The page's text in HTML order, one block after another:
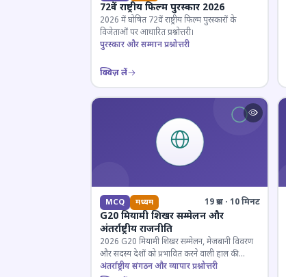
72वें राष्ट्रीय फिल्म पुरस्कार 2026
2026 में घोषित 72वें राष्ट्रीय फिल्म पुरस्कारों के
विजेताओं पर आधारित प्रश्नोत्तरी।
पुरस्कार और सम्मान प्रश्नोत्तरी
क्विज़ लें
MCQ मध्यम 19 प्रश्न · 10 मिनट
G20 मियामी शिखर सम्मेलन और
अंतर्राष्ट्रीय राजनीति
2026 G20 मियामी शिखर सम्मेलन, मेजबानी विवरण
और सदस्य देशों को प्रभावित करने वाली हाल की
राजनयिक घटनाओं पर ज्ञान परीक्षण करें।
अंतर्राष्ट्रीय संगठन और व्यापार प्रश्नोत्तरी